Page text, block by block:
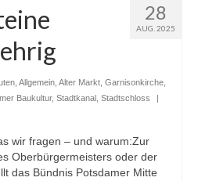
28
AUG. 2025
Allgemein Alter Markt Garnisonkirche
Baukultur, Stadtkanal Stadtschloss
|
wir fragen – und warum:Zur
Oberbürgermeisters oder der
das Bündnis Potsdamer Mitte